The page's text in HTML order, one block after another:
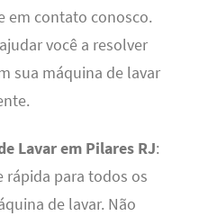
em contato conosco.
você a resolver
sua máquina de lavar
Lavar em Pilares RJ:
rápida para todos os
de lavar. Não